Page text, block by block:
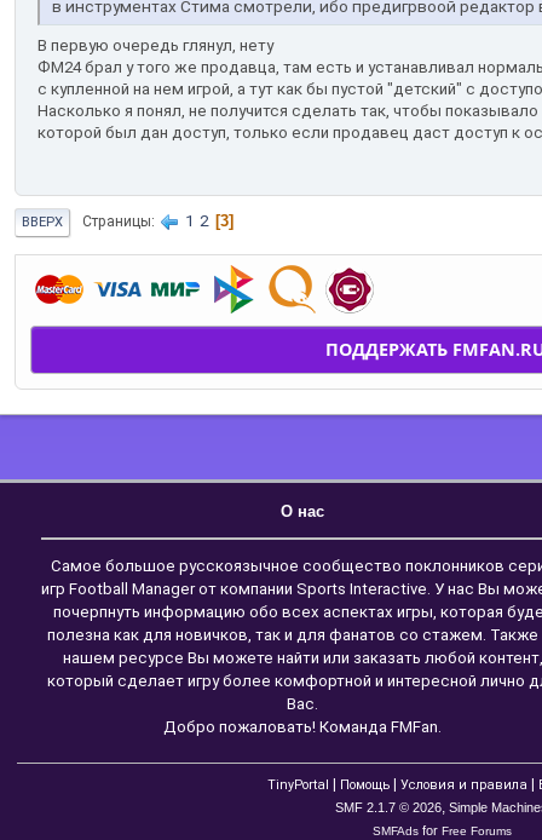
ПОДДЕРЖАТЬ
в инструментах Стима смотрели, ибо предигрвоой редактор
В первую очередь глянул, нету
ФМ24 брал у того же продавца, там есть и устанавливал
с купленной на нем игрой, а тут как бы пустой "детский" с
Насколько я понял, не получится сделать так, чтобы
которой был дан доступ, только если продавец даст доступ к
ВВЕРХ Страницы 1 2 3
О нас
Самое большое русскоязычное сообщество поклонников
игр Football Manager от компании Sports Interactive. У нас Вы
почерпнуть информацию обо всех аспектах игры, которая
полезна как для новичков, так и для фанатов со стажем. Также
нашем ресурсе Вы можете найти или заказать любой контент,
который сделает игру более комфортной и интересной лично
Вас.
Добро пожаловать! Команда FMFan.
TinyPortal Помощь Условия и правила
SMF 2.1.7 © 2026, Simple
SMFAdsfor Free Forums